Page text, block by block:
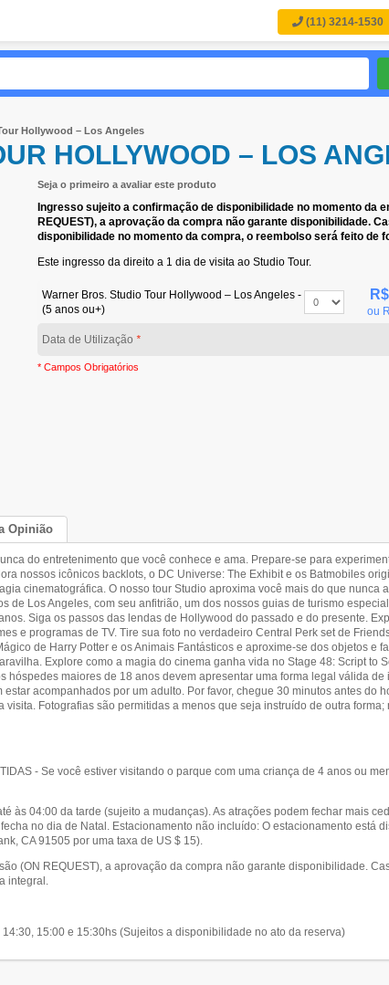
(11) 3214-1530
Hollywood – Los Angeles
HOLLYWOOD – LOS
Seja o primeiro a avaliar este produto
Ingresso sujeito a confirmação de disponibilidade no momento da
REQUEST), a aprovação da compra não garante disponibilidade.
disponibilidade no momento da compra, o reembolso será feito de
Este ingresso da direito a 1 dia de visita ao Studio Tour.
Warner Bros. Studio Tour Hollywood – Los Angeles -
(5 anos ou+)
ou
Data de Utilização *
* Campos Obrigatórios
Opinião
do entretenimento que você conhece e ama. Prepare-se para
nossos icônicos backlots, o DC Universe: The Exhibit e os Batmobiles
cinematográfica. O nosso tour Studio aproxima você mais do que nunca
de Los Angeles, com seu anfitrião, um dos nossos guias de turismo
Siga os passos das lendas de Hollywood do passado e do presente.
e programas de TV. Tire sua foto no verdadeiro Central Perk set de
de Harry Potter e os Animais Fantásticos e aproxime-se dos objetos e
Explore como a magia do cinema ganha vida no Stage 48: Script to
hóspedes maiores de 18 anos devem apresentar uma forma legal válida de
acompanhados por um adulto. Por favor, chegue 30 minutos antes do
Fotografias são permitidas a menos que seja instruído de outra forma;
- Se você estiver visitando o parque com uma criança de 4 anos ou
às 04:00 da tarde (sujeito a mudanças). As atrações podem fechar mais
no dia de Natal. Estacionamento não incluído: O estacionamento está
CA 91505 por uma taxa de US $ 15).
(ON REQUEST), a aprovação da compra não garante disponibilidade.
integral.
15:00 e 15:30hs (Sujeitos a disponibilidade no ato da reserva)